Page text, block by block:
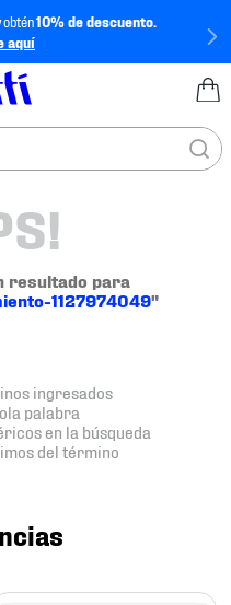
10% de descuento.
aquí
resultado para
1127974049"
ingresados
palabra
en la búsqueda
del término